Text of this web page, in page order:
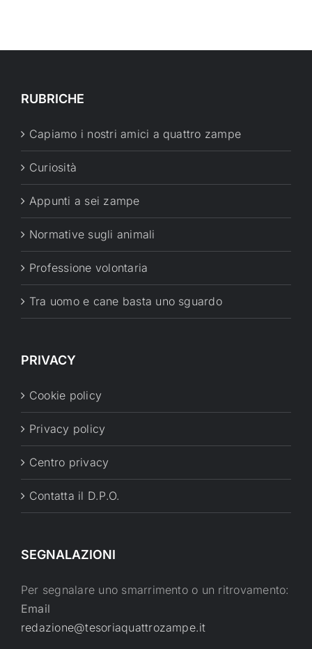
RUBRICHE
Capiamo i nostri amici a quattro zampe
Curiosità
Appunti a sei zampe
Normative sugli animali
Professione volontaria
Tra uomo e cane basta uno sguardo
PRIVACY
Cookie policy
Privacy policy
Centro privacy
Contatta il D.P.O.
SEGNALAZIONI
Per segnalare uno smarrimento o un ritrovamento:
Email
redazione@tesoriaquattrozampe.it